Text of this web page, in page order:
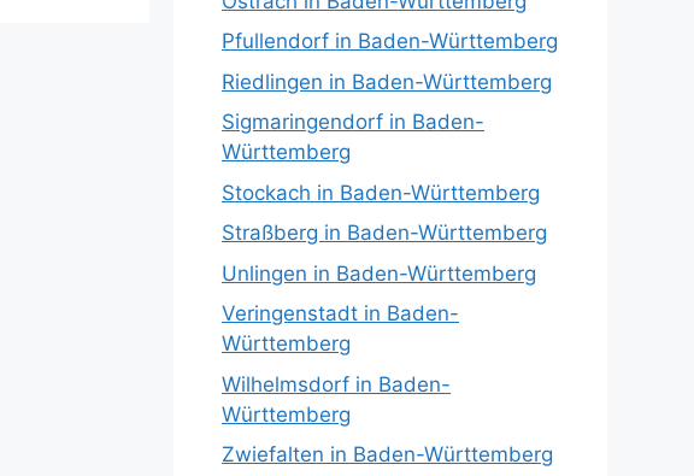
Pfullendorf in Baden-Württemberg
Riedlingen in Baden-Württemberg
Sigmaringendorf in Baden-
Württemberg
Stockach in Baden-Württemberg
Straßberg in Baden-Württemberg
Unlingen in Baden-Württemberg
Veringenstadt in Baden-
Württemberg
Wilhelmsdorf in Baden-
Württemberg
Zwiefalten in Baden-Württemberg